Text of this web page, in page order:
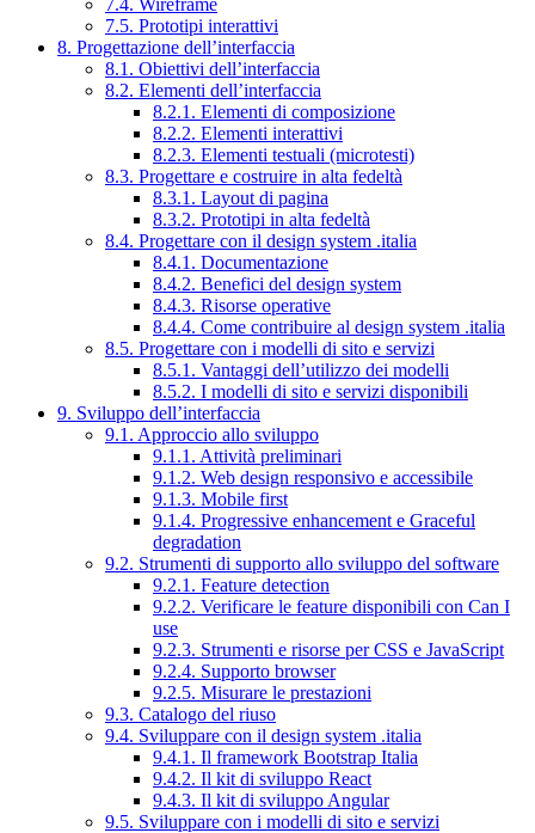
7.5. Prototipi interattivi
8. Progettazione dell’interfaccia
8.1. Obiettivi dell’interfaccia
8.2. Elementi dell’interfaccia
8.2.1. Elementi di composizione
8.2.2. Elementi interattivi
8.2.3. Elementi testuali (microtesti)
8.3. Progettare e costruire in alta fedeltà
8.3.1. Layout di pagina
8.3.2. Prototipi in alta fedeltà
8.4. Progettare con il design system .italia
8.4.1. Documentazione
8.4.2. Benefici del design system
8.4.3. Risorse operative
8.4.4. Come contribuire al design system .italia
8.5. Progettare con i modelli di sito e servizi
8.5.1. Vantaggi dell’utilizzo dei modelli
8.5.2. I modelli di sito e servizi disponibili
9. Sviluppo dell’interfaccia
9.1. Approccio allo sviluppo
9.1.1. Attività preliminari
9.1.2. Web design responsivo e accessibile
9.1.3. Mobile first
9.1.4. Progressive enhancement e Graceful
degradation
9.2. Strumenti di supporto allo sviluppo del software
9.2.1. Feature detection
9.2.2. Verificare le feature disponibili con Can I
use
9.2.3. Strumenti e risorse per CSS e JavaScript
9.2.4. Supporto browser
9.2.5. Misurare le prestazioni
9.3. Catalogo del riuso
9.4. Sviluppare con il design system .italia
9.4.1. Il framework Bootstrap Italia
9.4.2. Il kit di sviluppo React
9.4.3. Il kit di sviluppo Angular
9.5. Sviluppare con i modelli di sito e servizi